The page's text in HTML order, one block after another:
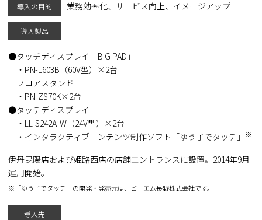
導入の目的 業務効率化、サービス向上、イメージアップ
導入製品
タッチディスプレイ「BIG PAD」
・PN-L603B（60V型）×2台
フロアスタンド
・PN-ZS70K×2台
タッチディスプレイ
・LL-S242A-W（24V型）×2台
・インタラクティブコンテンツ制作ソフト「ゆう子でタッチ」
※
伊丹昆陽店および姫路西店の店舗エントランスに設置。2014年9月
運用開始。
※「ゆう子でタッチ」の開発・発売元は、ビーエム長野株式会社です。
導入先